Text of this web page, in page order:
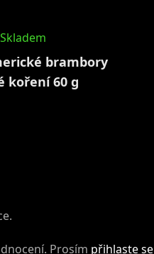
brambory
koření 60 g
Skladem
Prosím přihlaste se